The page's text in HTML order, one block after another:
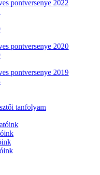
pontversenye 2022
pontversenye 2020
pontversenye 2019
tanfolyam